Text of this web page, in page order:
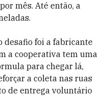
mês. Até então, a
desafio foi a fabricante
a cooperativa tem uma
para chegar lá,
a coleta nas ruas
de entrega voluntário